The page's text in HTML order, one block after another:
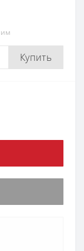
Купить